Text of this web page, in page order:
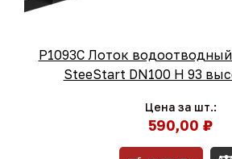
Р1093С Лоток
SteeStart DN100 H 93
Цена за шт.:
590,00 ₽